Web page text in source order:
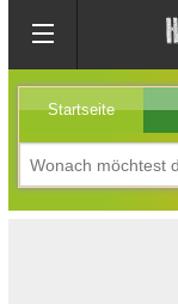
Startseite